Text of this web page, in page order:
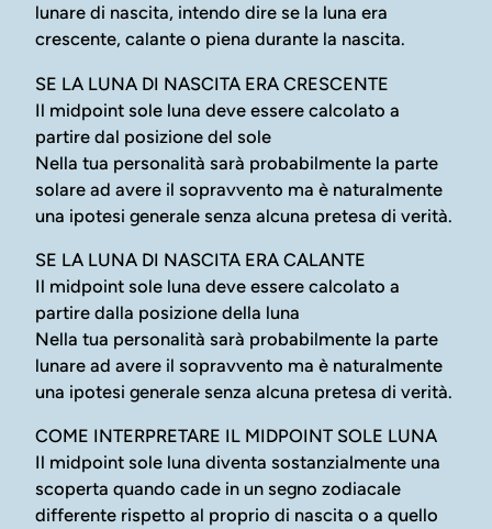
lunare di nascita, intendo dire se la luna era
crescente, calante o piena durante la nascita.
SE LA LUNA DI NASCITA ERA CRESCENTE
Il midpoint sole luna deve essere calcolato a
partire dal posizione del sole
Nella tua personalità sarà probabilmente la parte
solare ad avere il sopravvento ma è naturalmente
una ipotesi generale senza alcuna pretesa di verità.
SE LA LUNA DI NASCITA ERA CALANTE
Il midpoint sole luna deve essere calcolato a
partire dalla posizione della luna
Nella tua personalità sarà probabilmente la parte
lunare ad avere il sopravvento ma è naturalmente
una ipotesi generale senza alcuna pretesa di verità.
COME INTERPRETARE IL MIDPOINT SOLE LUNA
Il midpoint sole luna diventa sostanzialmente una
scoperta quando cade in un segno zodiacale
differente rispetto al proprio di nascita o a quello